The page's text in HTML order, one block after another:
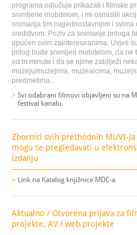
programa odlučuje prikazati i filmske
snimljene mobitelom, i mi osmislili
snimanja tim najjednostavnijim i svima
sredstvom. Poziv za snimanje priloga
upućen svim zainteresiranima. Uvjeti
prilog bude snimljen mobitelom, da ne
od tri minute i da se njime zabilježi
muzeju/muzejima, muzealcima,
predmetima...
Svi odabrani filmovi objavljeni su na
festival kanalu.
Zbornici svih prethodnih MUVI-ja
mogu se pregledavati u
izdanju
Link na Katalog knjižnice MDC-a
Aktualno / Otvorena prijava za
projekte, AV i web projekte